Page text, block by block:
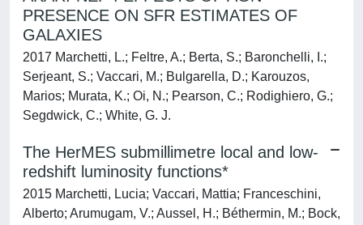
PRESENCE ON SFR ESTIMATES OF
GALAXIES
2017 Marchetti, L.; Feltre, A.; Berta, S.; Baronchelli, I.;
Serjeant, S.; Vaccari, M.; Bulgarella, D.; Karouzos,
Marios; Murata, K.; Oi, N.; Pearson, C.; Rodighiero, G.;
Segdwick, C.; White, G. J.
The HerMES submillimetre local and low-
redshift luminosity functions*
2015 Marchetti, Lucia; Vaccari, Mattia; Franceschini,
Alberto; Arumugam, V.; Aussel, H.; Béthermin, M.; Bock,